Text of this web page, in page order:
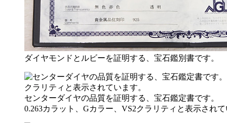
ダイヤモンドとルビーを証明する、宝石鑑別書です。
センターダイヤの品質を証明する、宝石鑑定書です。
0.263カラット、Gカラー、VS2クラリティと表示され